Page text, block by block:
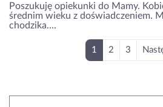
Poszukuję opiekunki do Mamy.
średnim wieku z doświadczeniem.
chodzika....
1 2 3